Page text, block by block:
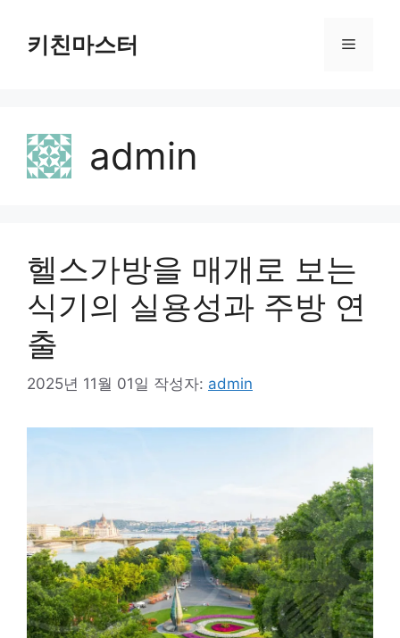
키친마스터 메
admin
헬스가방을 매개로 보는
식기의 실용성과 주방 연
출
2025년 11월 01일 작성자: admin